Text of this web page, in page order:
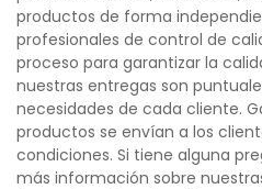
productos de forma
profesionales de control de
proceso para garantizar la
nuestras entregas son
necesidades de cada cliente.
productos se envían a los
condiciones. Si tiene alguna
más información sobre